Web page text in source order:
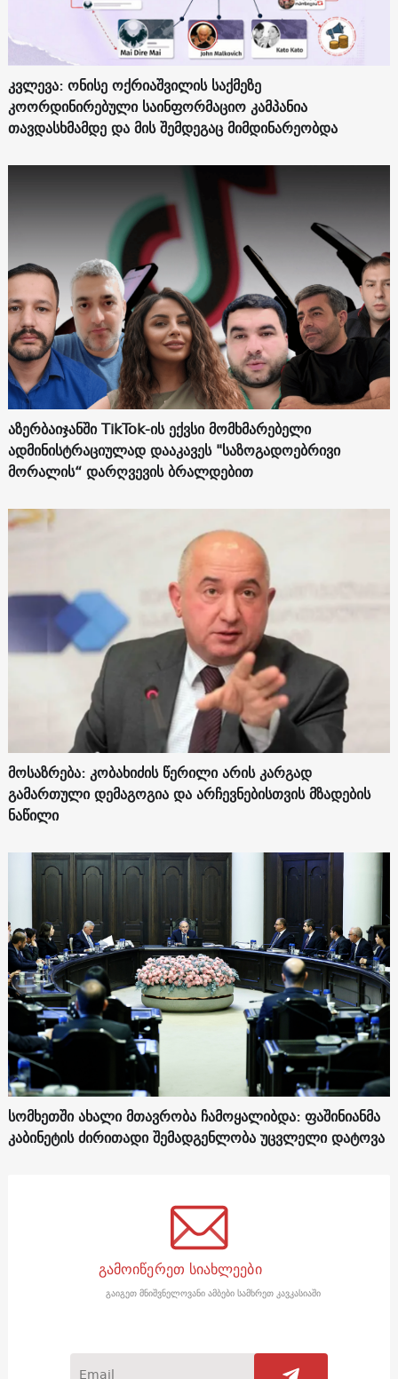
კვლევა: ონისე ოქრიაშვილის საქმეზე
კოორდინირებული საინფორმაციო კამპანია
თავდასხმამდე და მის შემდეგაც მიმდინარეობდა
აზერბაიჯანში TikTok-ის ექვსი მომხმარებელი
ადმინისტრაციულად დააკავეს "საზოგადოებრივი
მორალის“ დარღვევის ბრალდებით
მოსაზრება: კობახიძის წერილი არის კარგად
გამართული დემაგოგია და არჩევნებისთვის მზადების
ნაწილი
სომხეთში ახალი მთავრობა ჩამოყალიბდა: ფაშინიანმა
კაბინეტის ძირითადი შემადგენლობა უცვლელი დატოვა
გამოიწერეთ სიახლეები
გაიგეთ მნიშვნელოვანი ამბები სამხრეთ კავკასიაში